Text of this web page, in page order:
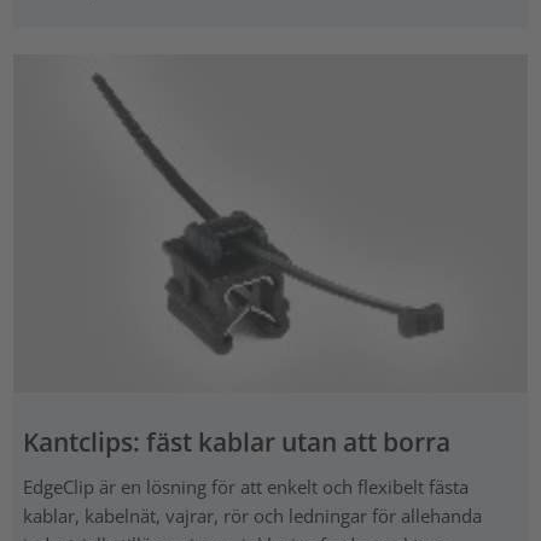
Kantclips: fäst kablar utan att borra
EdgeClip är en lösning för att enkelt och flexibelt fästa
kablar, kabelnät, vajrar, rör och ledningar för allehanda